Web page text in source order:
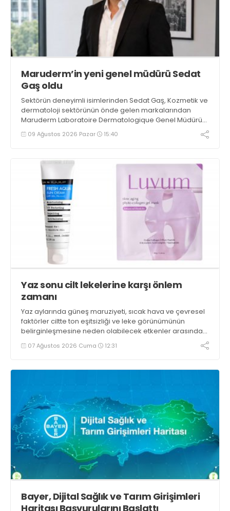
Maruderm’in yeni genel müdürü Sedat
Gaş oldu
Sektörün deneyimli isimlerinden Sedat Gaş, Kozmetik ve
dermatoloji sektörünün önde gelen markalarından
Maruderm Laboratoire Dermatologique Genel Müdürü
oldu09 Ağustos 2026 Pazar 15:40
Yaz sonu cilt lekelerine karşı önlem
zamanı
Yaz aylarında güneş maruziyeti, sıcak hava ve çevresel
faktörler ciltte ton eşitsizliği ve leke görünümünün
belirginleşmesine neden olabilecek etkenler arasında
yer alıyor
07 Ağustos 2026 Cuma 12:31
Bayer, Dijital Sağlık ve Tarım Girişimleri
Haritası Başvurularını Başlattı